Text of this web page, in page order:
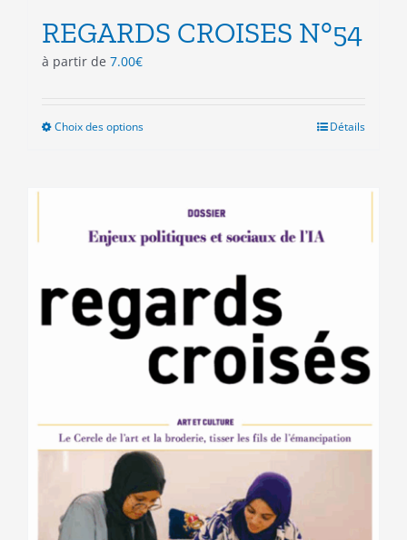
REGARDS CROISES N°54
à partir de 7.00€
Choix des optionsCe
variations.
Les
options
être
choisies
sur
la
page
du
Détails